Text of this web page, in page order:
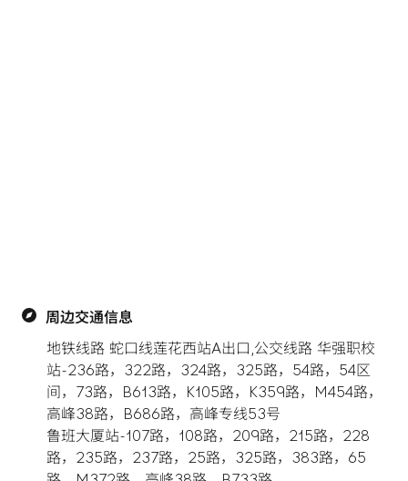
周边交通信息
地铁线路 蛇口线莲花西站A出口,公交线路 华强职校
站-236路，322路，324路，325路，54路，54区
间，73路，B613路，K105路，K359路，M454路，
高峰38路，B686路，高峰专线53号
鲁班大厦站-107路，108路，209路，215路，228
路，235路，237路，25路，325路，383路，65